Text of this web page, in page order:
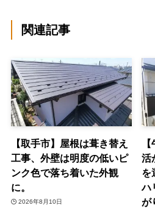
関連記事
【取手市】屋根は葺き替え
工事、外壁は明度の低いピ
ンク色で落ち着いた外観
に。
2026年8月10日
活
を
ハ
が